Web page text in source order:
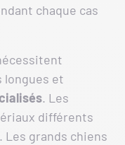
chaque cas
longues et
. Les
différents
grands chiens